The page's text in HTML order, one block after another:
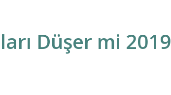
Düşer mi 2019